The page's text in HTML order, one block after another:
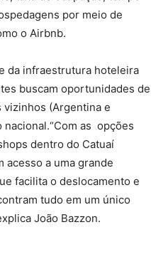
por meio de
o Airbnb.
da infraestrutura hoteleira
buscam oportunidades de
(Argentina e
as opções
dentro do Catuaí
acesso a uma grande
facilita o deslocamento e
tudo em um único
João Bazzon.